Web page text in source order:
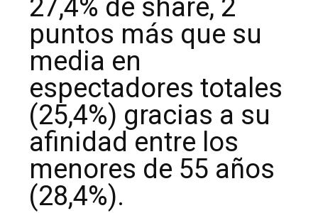
27,4% de share, 2
puntos más que su
media en
espectadores totales
(25,4%) gracias a su
afinidad entre los
menores de 55 años
(28,4%).